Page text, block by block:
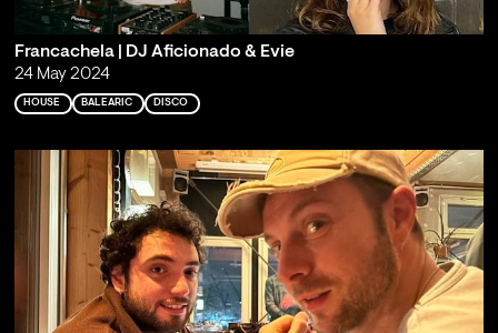
Francachela | DJ Aficionado & Evie
24 May 2024
HOUSE BALEARIC DISCO